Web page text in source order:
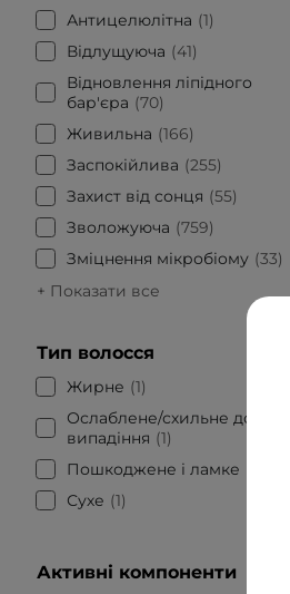
Антицелюлітна
1
Відлущуюча
41
Відновлення ліпідного
бар'єра
70
Живильна
166
Заспокійлива
255
Захист від сонця
55
Зволожуюча
759
Змiцнeння мікробioму 33
+ Показати все
Тип волосся
Жирне
1
Ослаблене/схильне до
випадіння
1
Пошкоджене і ламке
Сухе
1
Активні компоненти